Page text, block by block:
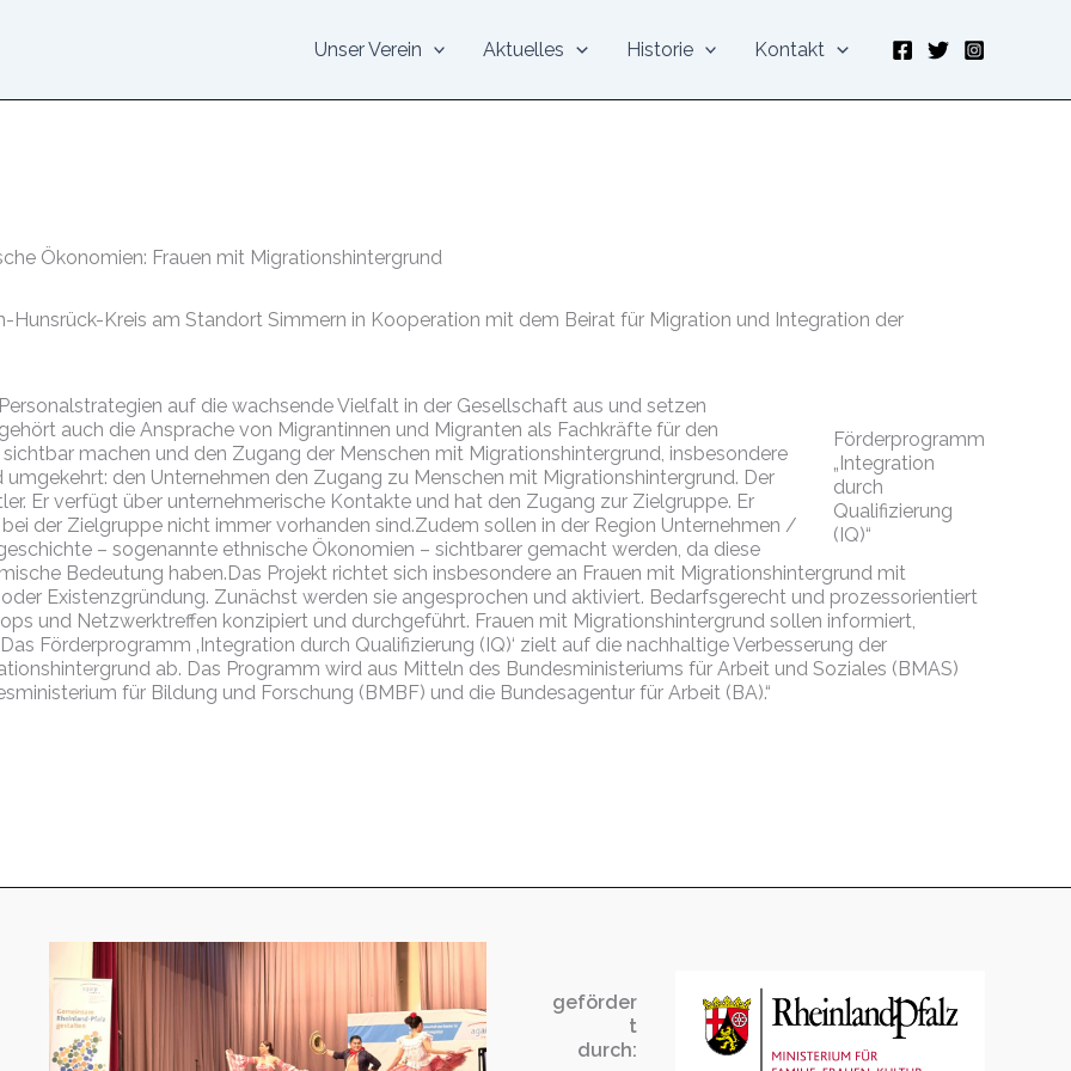
Unser Verein Aktuelles Historie Kontakt
Ökonomien: Frauen mit Migrationshintergrund
Hunsrück-Kreis am Standort Simmern in Kooperation mit dem Beirat für Migration und Integration der
Förderprogramm
„Integration
durch
Qualifizierung
(IQ)“
auf die wachsende Vielfalt in der Gesellschaft aus und setzen
auch die Ansprache von Migrantinnen und Migranten als Fachkräfte für den
machen und den Zugang der Menschen mit Migrationshintergrund, insbesondere
den Unternehmen den Zugang zu Menschen mit Migrationshintergrund. Der
Er verfügt über unternehmerische Kontakte und hat den Zugang zur Zielgruppe. Er
der Zielgruppe nicht immer vorhanden sind.Zudem sollen in der Region Unternehmen /
– sogenannte ethnische Ökonomien – sichtbarer gemacht werden, da diese
Bedeutung haben.Das Projekt richtet sich insbesondere an Frauen mit Migrationshintergrund mit
Existenzgründung. Zunächst werden sie angesprochen und aktiviert. Bedarfsgerecht und prozessorientiert
und Netzwerktreffen konzipiert und durchgeführt. Frauen mit Migrationshintergrund sollen informiert,
Förderprogramm ‚Integration durch Qualifizierung (IQ)‘ zielt auf die nachhaltige Verbesserung der
ab. Das Programm wird aus Mitteln des Bundesministeriums für Arbeit und Soziales (BMAS)
für Bildung und Forschung (BMBF) und die Bundesagentur für Arbeit (BA).“
geförder
t
durch: